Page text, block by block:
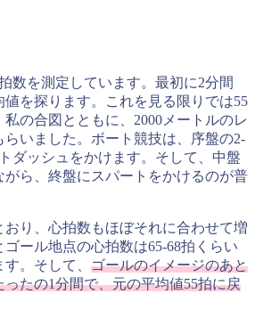
数を測定しています。最初に2分間
を探ります。これを見る限りでは55
の合図とともに、2000メートルのレ
いました。ボート競技は、序盤の2-
ダッシュをかけます。そして、中盤
がら、終盤にスパートをかけるのが普
おり、心拍数もほぼそれに合わせて増
ール地点の心拍数は65-68拍くらい
。そして、 ゴールのイメージのあと
たの1分間で、元の平均値55拍に戻